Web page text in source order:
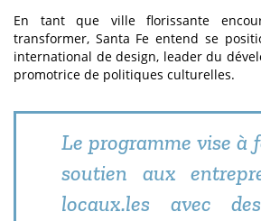
En tant que ville florissante
transformer, Santa Fe entend se
international de design, leader du
promotrice de politiques culturelles.
Le programme vise à
soutien aux
locaux.les avec